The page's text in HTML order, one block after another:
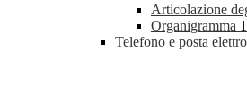
Articolazione
Organigramma 1
Telefono e posta